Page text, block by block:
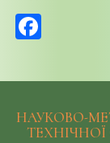
НАУКОВО-
ТЕХНІЧНОЇ